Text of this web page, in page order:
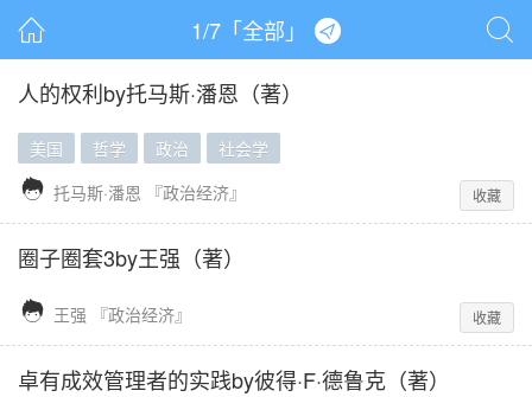
 1/7「全部 」  
人的权利by托马斯·潘恩 （著）
美国 哲学 政治 社会学
 托马斯·潘恩 『政治经济』 收藏
圈子圈套3by王强 （著）
 王强 『政治经济』 收藏
卓有成效管理者的实践by彼得·F·德鲁克 （著）